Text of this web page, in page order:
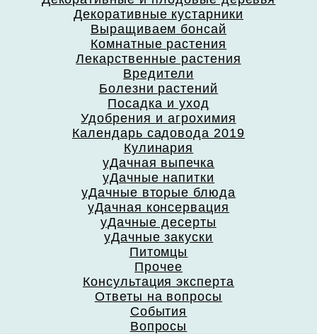
Декоративные кустарники
Выращиваем бонсай
Комнатные растения
Лекарственные растения
Вредители
Болезни растений
Посадка и уход
Удобрения и агрохимия
Календарь садовода 2019
Кулинария
уДачная выпечка
уДачные напитки
уДачные вторые блюда
уДачная консервация
уДачные десерты
уДачные закуски
Питомцы
Прочее
Консультация эксперта
Ответы на вопросы
События
Вопросы